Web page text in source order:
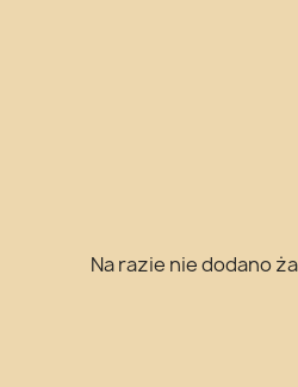
Na razie nie dodano